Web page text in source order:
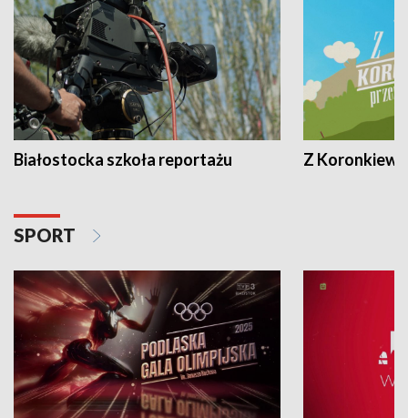
Białostocka szkoła reportażu Z
SPORT